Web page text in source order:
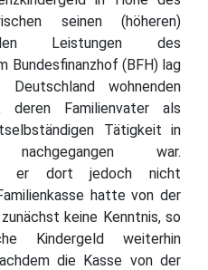
seinen (höheren)
Leistungen des
Bundesfinanzhof (BFH) lag
wohnenden
deren Familienvater als
Tätigkeit in
war.
er dort jedoch nicht
hatte von der
keine Kenntnis, so
Kindergeld weiterhin
die Kasse von der